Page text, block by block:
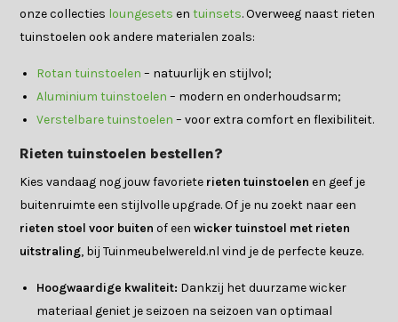
onze collecties loungesets entuinsets. Overweeg naast rieten
tuinstoelen ook andere materialen zoals:
Rotan tuinstoelen – natuurlijk en stijlvol;
Aluminium tuinstoelen – modern en onderhoudsarm;
Verstelbare tuinstoelen – voor extra comfort en flexibiliteit.
Rieten tuinstoelen bestellen?
Kies vandaag nog jouw favoriete rieten tuinstoelen en geef je
buitenruimte een stijlvolle upgrade. Of je nu zoekt naar een
rieten stoel voor buiten of eenwicker tuinstoel met rieten
uitstraling, bij Tuinmeubelwereld.nl vind je de perfecte keuze.
Hoogwaardige kwaliteit: Dankzij het duurzame wicker
materiaal geniet je seizoen na seizoen van optimaal